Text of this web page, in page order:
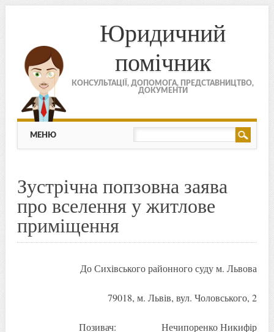
Юридичний
помічник
КОНСУЛЬТАЦІЇ, ДОПОМОГА, ПРЕДСТАВНИЦТВО,
ДОКУМЕНТИ
МЕНЮ
Skip to content
МЕНЮ
Зустрічна попзовна заява
про вселення у житлове
приміщення
До Сихівського районного суду м. Львова
79018, м. Львів, вул. Чоловського, 2
Позивач: Нечипоренко Никифір